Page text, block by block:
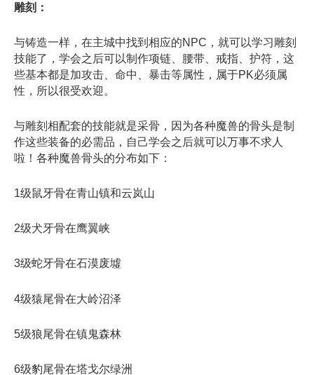
雕刻：
与铸造一样，在主城中找到相应的NPC，就可以学习雕刻
技能了，学会之后可以制作项链、腰带、戒指、护符，这
些基本都是加攻击、命中、暴击等属性，属于PK必须属
性，所以很受欢迎。
与雕刻相配套的技能就是采骨，因为各种魔兽的骨头是制
作这些装备的必需品，自己学会之后就可以万事不求人
啦！各种魔兽骨头的分布如下：
1级鼠牙骨在青山镇和云岚山
2级犬牙骨在鹰翼峡
3级蛇牙骨在石漠废墟
4级猿尾骨在大岭沼泽
5级狼尾骨在镇鬼森林
6级豹尾骨在塔戈尔绿洲